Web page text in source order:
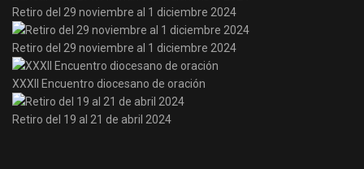
Retiro del 29 noviembre al 1 diciembre 2024
Retiro del 29 noviembre al 1 diciembre 2024
XXXII Encuentro diocesano de oración
Retiro del 19 al 21 de abril 2024